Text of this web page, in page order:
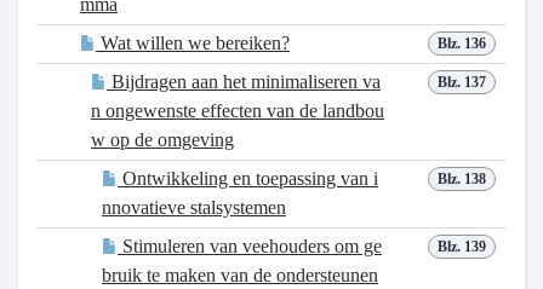
mma
Blz. 136
Wat willen we bereiken?
Blz. 137
Bijdragen aan het minimaliseren va
n ongewenste effecten van de landbou
w op de omgeving
Blz. 138
Ontwikkeling en toepassing van i
nnovatieve stalsystemen
Blz. 139
Stimuleren van veehouders om ge
bruik te maken van de ondersteunen